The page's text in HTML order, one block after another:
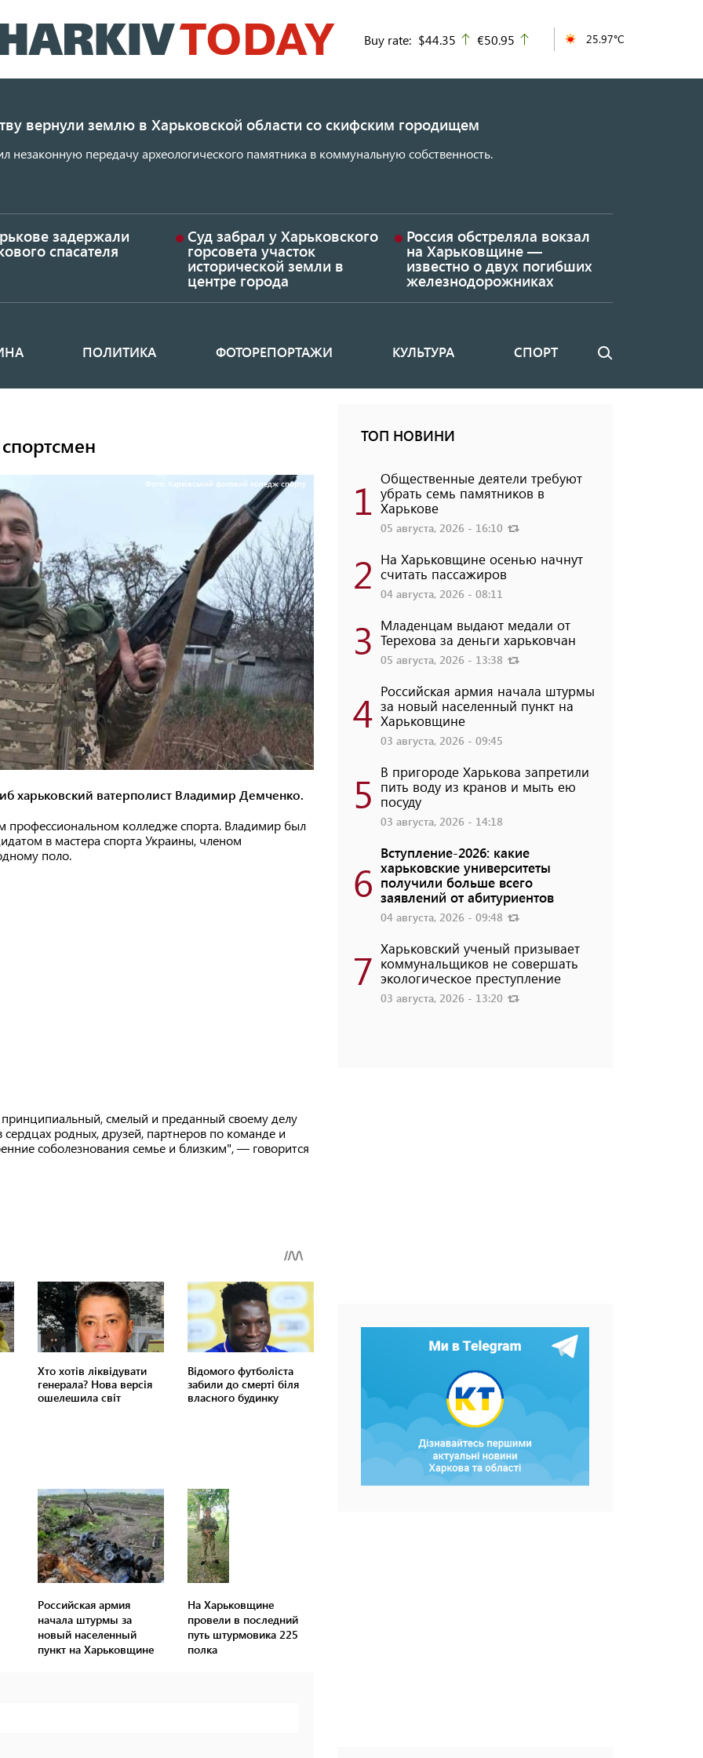
к
основному
Buy rate: $44.35 up
€50.95 25.97°C
вернули землю в Харьковской области со скифским городищем
незаконную передачу археологического памятника в коммунальную собственность.
задержали
спасателя
Суд забрал у Харьковского
горсовета участок
исторической земли в
центре города
Россия обстреляла вокзал
на Харьковщине —
известно о двух погибших
железнодорожниках
ПОЛИТИКА ФОТОРЕПОРТАЖИ КУЛЬТУРА СПОРТ Поиск
Фото: Харківський фаховий коледж спорту
харьковский ватерполист Владимир Демченко.
профессиональном колледже спорта. Владимир был
в мастера спорта Украины, членом
поло.
принципиальный, смелый и преданный своему делу
родных, друзей, партнеров по команде и
соболезнования семье и близким", — говорится
Российская армия
начала штурмы за
новый населенный
пункт на Харьковщине
На Харьковщине
провели в последний
путь штурмовика 225
полка
ТОП НОВИНИ
1 Общественные деятели требуют
убрать семь памятников в
Харькове
05 августа, 2026 - 16:10
2 На Харьковщине осенью начнут
считать пассажиров
04 августа, 2026 - 08:11
3 Младенцам выдают медали от
Терехова за деньги харьковчан
05 августа, 2026 - 13:38
4 Российская армия начала штурмы
за новый населенный пункт на
Харьковщине
03 августа, 2026 - 09:45
5 В пригороде Харькова запретили
пить воду из кранов и мыть ею
посуду
03 августа, 2026 - 14:18
6
Вступление-2026: какие
харьковские университеты
получили больше всего
заявлений от абитуриентов
04 августа, 2026 - 09:48
7 Харьковский ученый призывает
коммунальщиков не совершать
экологическое преступление
03 августа, 2026 - 13:20